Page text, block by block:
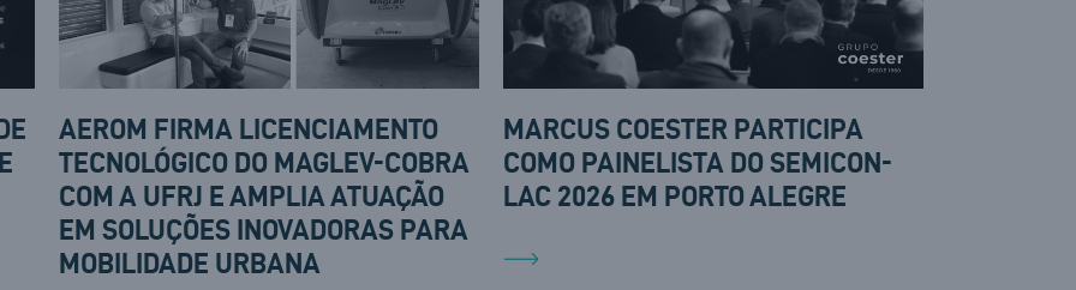
AEROM FIRMA LICENCIAMENTO
TECNOLÓGICO DO MAGLEV-COBRA
COM A UFRJ E AMPLIA ATUAÇÃO
EM SOLUÇÕES INOVADORAS PARA
MOBILIDADE URBANA
MARCUS COESTER PARTICIPA
COMO PAINELISTA DO SEMICON-
LAC 2026 EM PORTO ALEGRE